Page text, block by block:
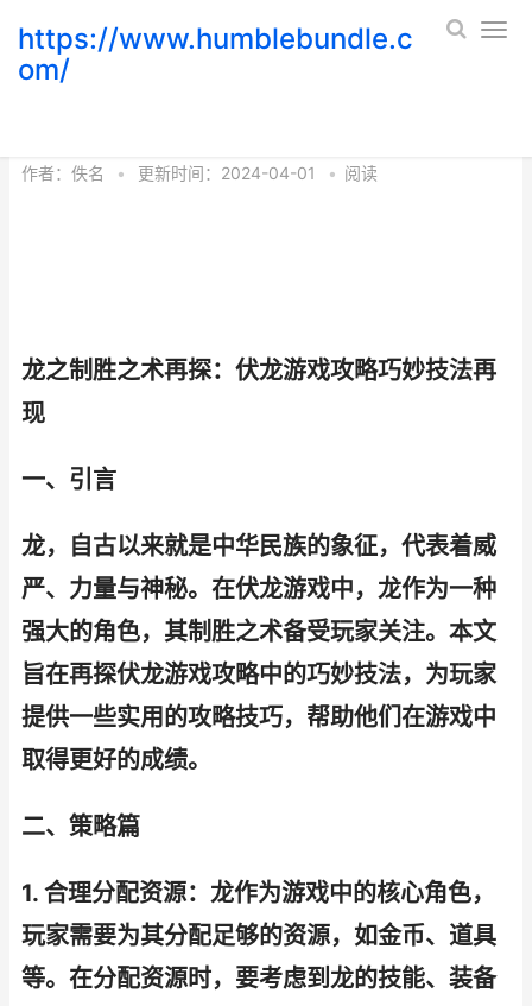
https://www.humblebundle.c
om/
作者： 佚名 • 更新时间：2024-04-01 • 阅读
龙之制胜之术再探：伏龙游戏攻略巧妙技法再
现
一、引言
龙，自古以来就是中华民族的象征，代表着威
严、力量与神秘。在伏龙游戏中，龙作为一种
强大的角色，其制胜之术备受玩家关注。本文
旨在再探伏龙游戏攻略中的巧妙技法，为玩家
提供一些实用的攻略技巧，帮助他们在游戏中
取得更好的成绩。
二、策略篇
1. 合理分配资源：龙作为游戏中的核心角色，
玩家需要为其分配足够的资源，如金币、道具
等。在分配资源时，要考虑到龙的技能、装备